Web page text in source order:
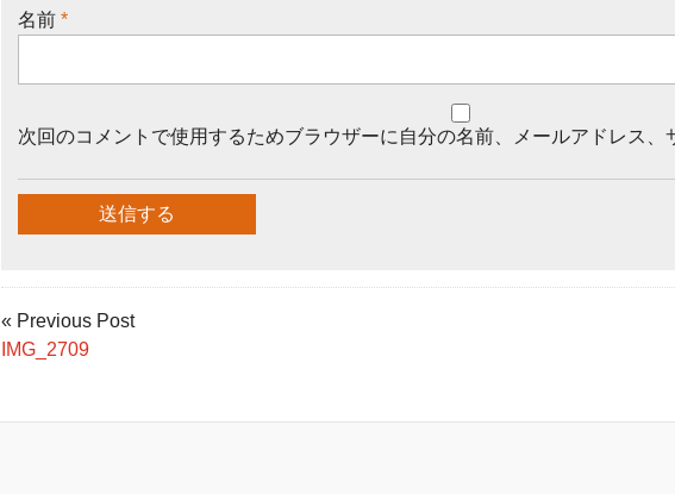
名前 *
次回のコメントで使用するためブラウザーに自分の名前、メールアドレス、
« Previous Post
IMG_2709